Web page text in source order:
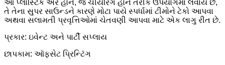
આ પ્લાસ્ટિક એર હોર્ન, જે ચીયરિંગ હોર્ન તરીકે ઉપયોગમાં લેવાય છે,
તે તેના સુપર સાઉન્ડને કારણે મોટા પાયે સ્પર્ધામાં ટીમોને ટેકો આપવા
અથવા સલામતી પ્રવૃત્તિઓમાં ચેતવણી આપવા માટે એક લાગુ રીત છે.
પ્રકાર: ઇવેન્ટ અને પાર્ટી સપ્લાય
છાપકામ: ઑફસેટ પ્રિન્ટિંગ